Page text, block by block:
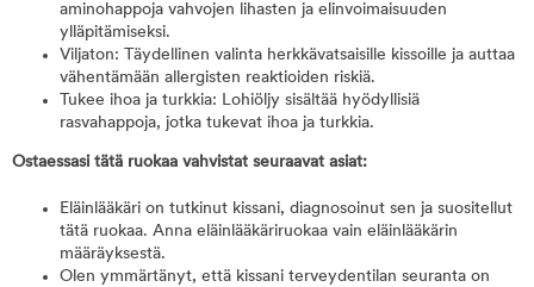
aminohappoja vahvojen lihasten ja elinvoimaisuuden
ylläpitämiseksi.
Viljaton: Täydellinen valinta herkkävatsaisille kissoille ja auttaa
vähentämään allergisten reaktioiden riskiä.
Tukee ihoa ja turkkia: Lohiöljy sisältää hyödyllisiä
rasvahappoja, jotka tukevat ihoa ja turkkia.
Ostaessasi tätä ruokaa vahvistat seuraavat asiat:
Eläinlääkäri on tutkinut kissani, diagnosoinut sen ja suositellut
tätä ruokaa. Anna eläinlääkäriruokaa vain eläinlääkärin
määräyksestä.
Olen ymmärtänyt, että kissani terveydentilan seuranta on